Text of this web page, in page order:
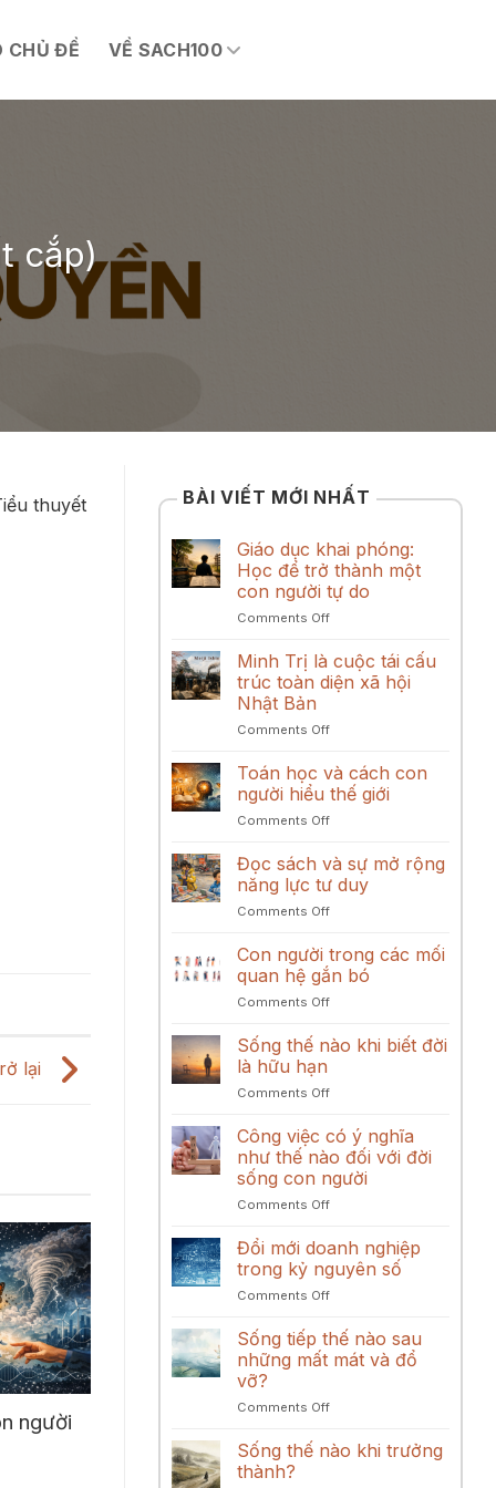
CHỦ ĐỀ VỀ SACH100
cắp)
thuyết
lại
người
BÀI VIẾT MỚI NHẤT
Giáo dục khai phóng:
Học để trở thành một
con người tự do
Comments Offon
dục
khai
phóng:
để
thành
một
con
người
do
Minh Trị là cuộc tái cấu
trúc toàn diện xã hội
Nhật Bản
Comments Offon
Trị
là
cuộc
tái
trúc
toàn
Nhật
Bản
Toán học và cách con
người hiểu thế giới
Comments Offon
học
và
cách
con
hiểu
thế
Đọc sách và sự mở rộng
năng lực tư duy
Comments Offon
sách
sự
mở
năng
Con người trong các mối
quan hệ gắn bó
Comments Offon
người
mối
hệ
gắn
Sống thế nào khi biết đời
là hữu hạn
Comments Offon
thế
nào
khi
biết
đời
hữu
Công việc có ý nghĩa
như thế nào đối với đời
sống con người
Comments Offon
việc
ý
nghĩa
thế
nào
đời
con
Đổi mới doanh nghiệp
trong kỷ nguyên số
Comments Offon
mới
doanh
nghiệp
kỷ
số
Sống tiếp thế nào sau
những mất mát và đổ
vỡ?
Comments Offon
tiếp
Sống thế nào khi trưởng
thành?